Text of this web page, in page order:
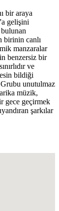
bir araya
gelişini
birinin canlı
manzaralar
benzersiz bir
ve
bildiği
Grubu unutulmaz
müzik,
gece geçirmek
şarkılar